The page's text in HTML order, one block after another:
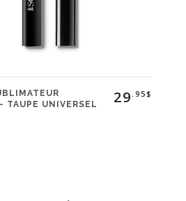
TAUPE UNIVERSEL
29.95$